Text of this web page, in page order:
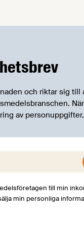
och riktar sig
av personuppgifter.
till min
min personliga